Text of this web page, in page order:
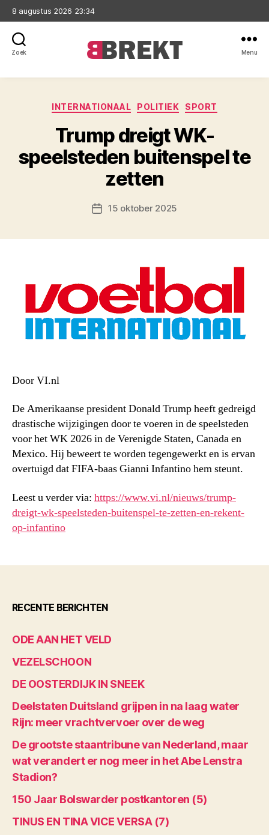
8 augustus 2026 23:34
Zoek Menu
Categorieën
INTERNATIONAAL POLITIEK SPORT
Trump dreigt WK-
speelsteden buitenspel te
zetten
Berichtdatum
15 oktober 2025
Door VI.nl
De Amerikaanse president Donald Trump heeft gedreigd
drastische wijzigingen door te voeren in de speelsteden
voor het WK 2026 in de Verenigde Staten, Canada en
Mexico. Hij beweert te worden tegengewerkt en is ervan
overtuigd dat FIFA-baas Gianni Infantino hem steunt.
Leest u verder via: https://www.vi.nl/nieuws/trump-
dreigt-wk-speelsteden-buitenspel-te-zetten-en-rekent-
op-infantino
RECENTE BERICHTEN
ODE AAN HET VELD
VEZELSCHOON
DE OOSTERDIJK IN SNEEK
Deelstaten Duitsland grijpen in na laag water
Rijn: meer vrachtvervoer over de weg
De grootste staantribune van Nederland, maar
wat verandert er nog meer in het Abe Lenstra
Stadion?
150 Jaar Bolswarder postkantoren (5)
TINUS EN TINA VICE VERSA (7)